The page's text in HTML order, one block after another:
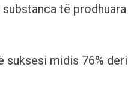
të prodhuara
suksesi midis 76% deri